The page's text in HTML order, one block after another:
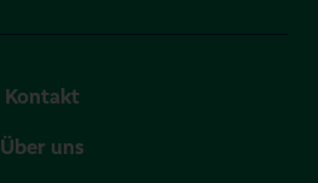
Kontakt
Über uns